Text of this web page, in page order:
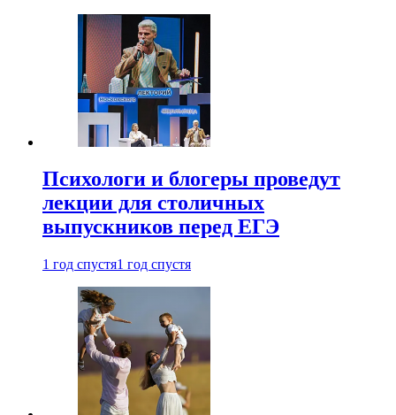
Психологи и блогеры проведут
лекции для столичных
выпускников перед ЕГЭ
1 год спустя1 год спустя